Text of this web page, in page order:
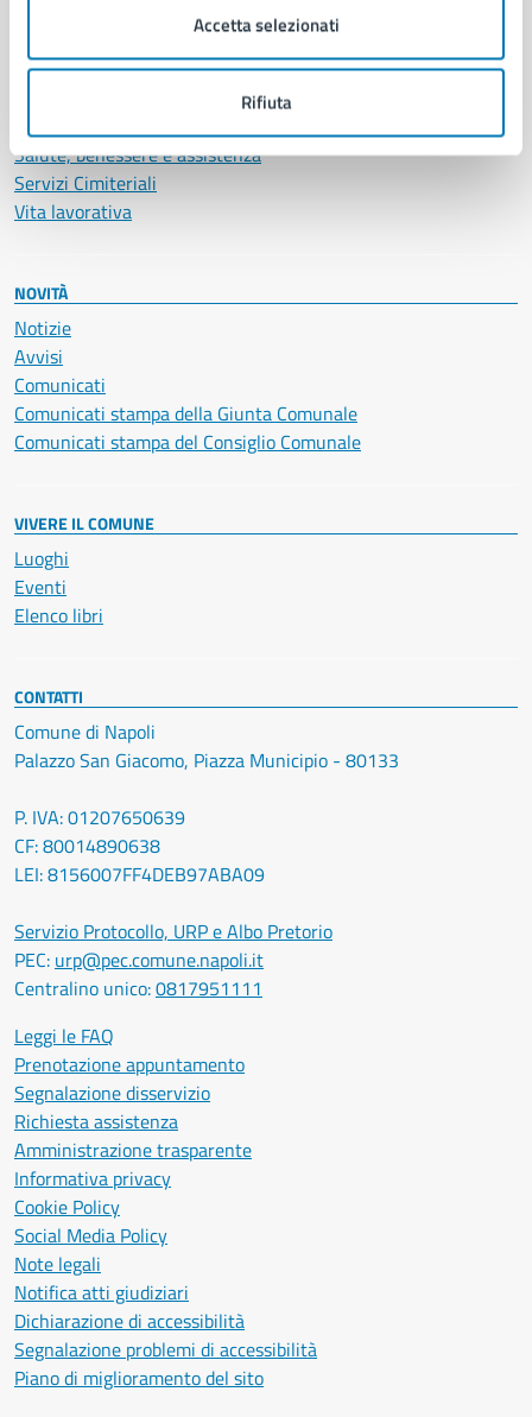
Accetta selezionati
Rifiuta
Documenti e certificati
Educazione e formazione
Giustizia e sicurezza pubblica
Imprese e commercio
Salute, benessere e assistenza
Servizi Cimiteriali
Vita lavorativa
NOVITÀ
Notizie
Avvisi
Comunicati
Comunicati stampa della Giunta Comunale
Comunicati stampa del Consiglio Comunale
VIVERE IL COMUNE
Luoghi
Eventi
Elenco libri
CONTATTI
Comune di Napoli
Palazzo San Giacomo, Piazza Municipio - 80133
P. IVA: 01207650639
CF: 80014890638
LEI: 8156007FF4DEB97ABA09
Servizio Protocollo, URP e Albo Pretorio
PEC: urp@pec.comune.napoli.it
Centralino unico:0817951111
Leggi le FAQ
Prenotazione appuntamento
Segnalazione disservizio
Richiesta assistenza
Amministrazione trasparente
Informativa privacy
Cookie Policy
Social Media Policy
Note legali
Notifica atti giudiziari
Dichiarazione di accessibilità
Segnalazione problemi di accessibilità
Piano di miglioramento del sito